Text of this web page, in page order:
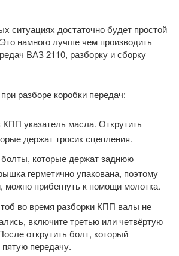
ситуациях достаточно будет простой
намного лучше чем производить
ВАЗ 2110, разборку и сборку
разборе коробки передач:
КПП указатель масла. Открутить
держат тросик сцепления.
болты, которые держат заднюю
герметично упакована, поэтому
можно прибегнуть к помощи молотка.
во время разборки КПП валы не
включите третью или четвёртую
открутить болт, который
передачу.